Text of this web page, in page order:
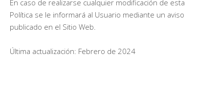
En caso de realizarse cualquier modificación de esta
Política se le informará al Usuario mediante un aviso
publicado en el Sitio Web.
Última actualización: Febrero de 2024